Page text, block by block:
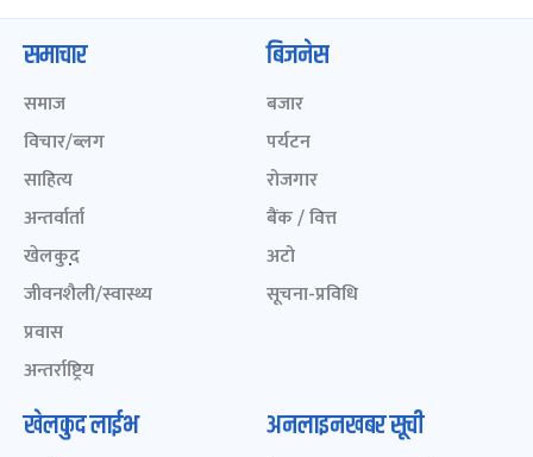
समाचार
समाज
विचार/ब्लग
साहित्य
अन्तर्वार्ता
खेलकुद़़
जीवनशैली/स्वास्थ्य
प्रवास
अन्तर्राष्ट्रिय
बिजनेस
बजार
पर्यटन
रोजगार
बैंक / वित्त
अटो
सूचना-प्रविधि
खेलकुद लाईभ अनलाइनखबर सूची